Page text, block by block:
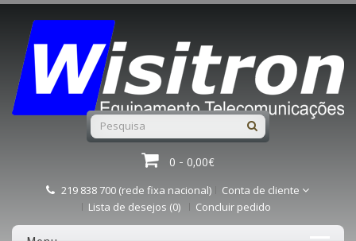
0 - 0,00€
219 838 700 (rede fixa nacional)
Conta de cliente
Lista de desejos (0)
Concluir pedido